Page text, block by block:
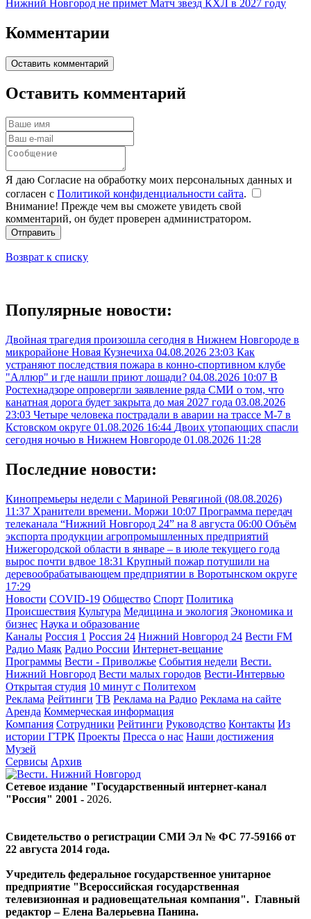
Нижний Новгород не примет Матч звезд КХЛ в 2027 году
Комментарии
Оставить комментарий
Оставить комментарий
Я даю Согласие на обработку моих персональных данных и
согласен с Политикой конфиденциальности сайта.
Внимание! Прежде чем вы сможете увидеть свой
комментарий, он будет проверен администратором.
Отправить
Возврат к списку
Популярные новости:
Двойная трагедия произошла сегодня в Нижнем Новгороде в
микрорайоне Новая Кузнечиха 04.08.2026 23:03 Как
устраняют последствия пожара в конно-спортивном клубе
"Аллюр" и где нашли приют лошади? 04.08.2026 10:07 В
Ростехнадзоре опровергли заявление ряда СМИ о том, что
канатная дорога будет закрыта до мая 2027 года 03.08.2026
23:03 Четыре человека пострадали в аварии на трассе М-7 в
Кстовском округе 01.08.2026 16:44 Двоих утопающих спасли
сегодня ночью в Нижнем Новгороде 01.08.2026 11:28
Последние новости:
Кинопремьеры недели с Мариной Ревягиной (08.08.2026)
11:37 Хранители времени. Моржи 10:07 Программа передач
телеканала “Нижний Новгород 24” на 8 августа 06:00 Объём
экспорта продукции агропромышленных предприятий
Нижегородской области в январе – в июле текущего года
вырос почти вдвое 18:31 Крупный пожар потушили на
деревообрабатывающем предприятии в Воротынском округе
17:29
Новости COVID-19 Общество Спорт Политика
Происшествия Культура Медицина и экология Экономика и
бизнес Наука и образование
Каналы Россия 1 Россия 24 Нижний Новгород 24 Вести FM
Радио Маяк Радио России Интернет-вещание
Программы Вести - Приволжье События недели Вести.
Нижний Новгород Вести малых городов Вести-Интервью
Открытая студия 10 минут с Политехом
Реклама Рейтинги ТВ Реклама на Радио Реклама на сайте
Аренда Коммерческая информация
Компания Сотрудники Рейтинги Руководство Контакты Из
истории ГТРК Проекты Пресса о нас Наши достижения
Музей
Сервисы Архив
Сетевое издание "Государственный интернет-канал
"Россия" 2001 - 2026.
Свидетельство о регистрации СМИ Эл № ФС 77-59166 от
22 августа 2014 года.
Учредитель федеральное государственное унитарное
предприятие "Всероссийская государственная
телевизионная и радиовещательная компания". Главный
редактор – Елена Валерьевна Панина.